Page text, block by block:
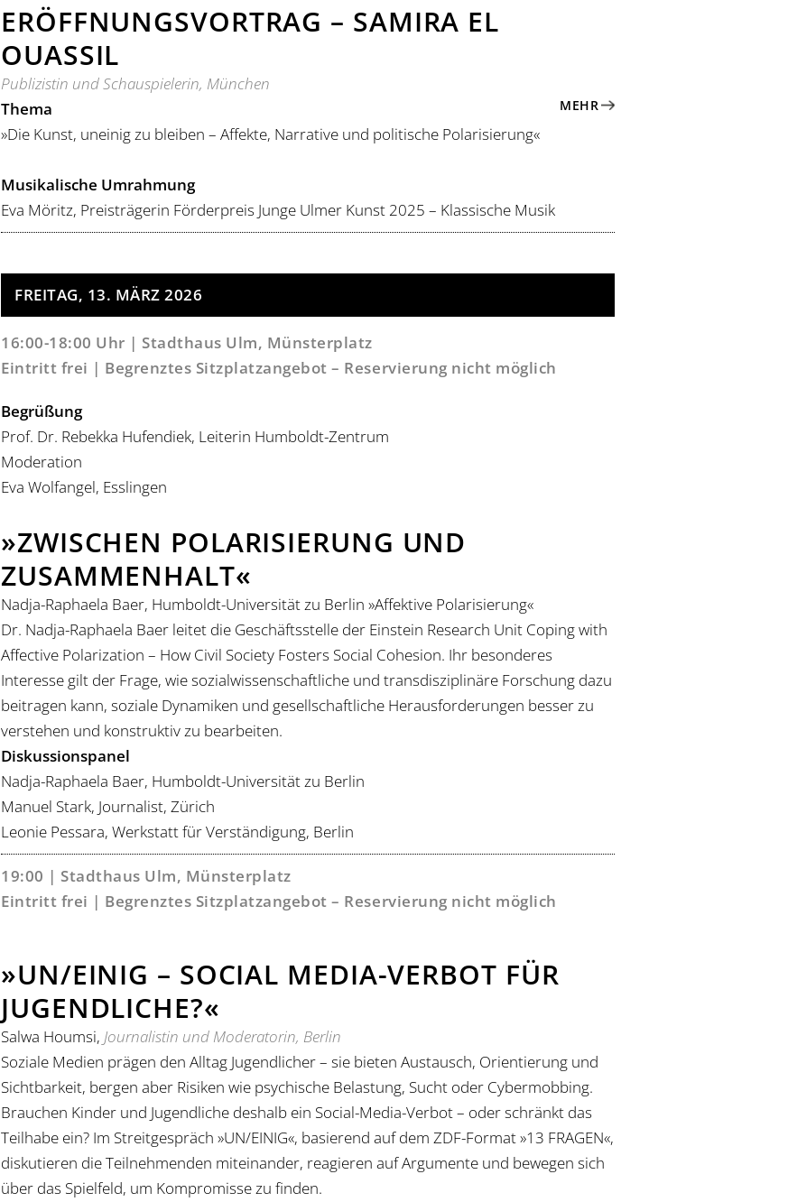
ERÖFFNUNGSVORTRAG – SAMIRA EL
OUASSIL
Publizistin und Schauspielerin, München
MEHR
Thema
»Die Kunst, uneinig zu bleiben – Affekte, Narrative und politische Polarisierung«
Musikalische Umrahmung
Eva Möritz, Preisträgerin Förderpreis Junge Ulmer Kunst 2025 – Klassische Musik
FREITAG, 13. MÄRZ 2026
16:00-18:00 Uhr | Stadthaus Ulm, Münsterplatz
Eintritt frei | Begrenztes Sitzplatzangebot – Reservierung nicht möglich
Begrüßung
Prof. Dr. Rebekka Hufendiek, Leiterin Humboldt-Zentrum
Moderation
Eva Wolfangel, Esslingen
»ZWISCHEN POLARISIERUNG UND
ZUSAMMENHALT«
Nadja-Raphaela Baer, Humboldt-Universität zu Berlin »Affektive Polarisierung«
Dr. Nadja-Raphaela Baer leitet die Geschäftsstelle der Einstein Research Unit Coping with
Affective Polarization – How Civil Society Fosters Social Cohesion. Ihr besonderes
Interesse gilt der Frage, wie sozialwissenschaftliche und transdisziplinäre Forschung dazu
beitragen kann, soziale Dynamiken und gesellschaftliche Herausforderungen besser zu
verstehen und konstruktiv zu bearbeiten.
Diskussionspanel
Nadja-Raphaela Baer, Humboldt-Universität zu Berlin
Manuel Stark, Journalist, Zürich
Leonie Pessara, Werkstatt für Verständigung, Berlin
19:00 | Stadthaus Ulm, Münsterplatz
Eintritt frei | Begrenztes Sitzplatzangebot – Reservierung nicht möglich
»UN/EINIG – SOCIAL MEDIA-VERBOT FÜR
JUGENDLICHE?«
Salwa Houmsi, Journalistin und Moderatorin, Berlin
Soziale Medien prägen den Alltag Jugendlicher – sie bieten Austausch, Orientierung und
Sichtbarkeit, bergen aber Risiken wie psychische Belastung, Sucht oder Cybermobbing.
Brauchen Kinder und Jugendliche deshalb ein Social-Media-Verbot – oder schränkt das
Teilhabe ein? Im Streitgespräch »UN/EINIG«, basierend auf dem ZDF-Format »13 FRAGEN«,
diskutieren die Teilnehmenden miteinander, reagieren auf Argumente und bewegen sich
über das Spielfeld, um Kompromisse zu finden.